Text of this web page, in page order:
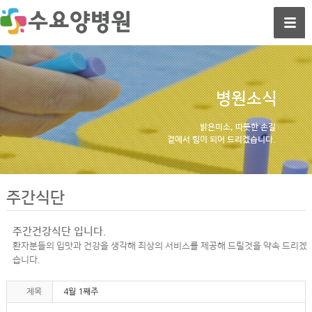
병원소식
밝은미소, 따뜻한 손길
곁에서 힘이 되어 드리겠습니다.
주간식단
주간건강식단 입니다.
환자분들의 입맛과 건강을 생각해 최상의 서비스를 제공해 드릴것을 약속 드리겠
습니다.
제목 4월 1째주